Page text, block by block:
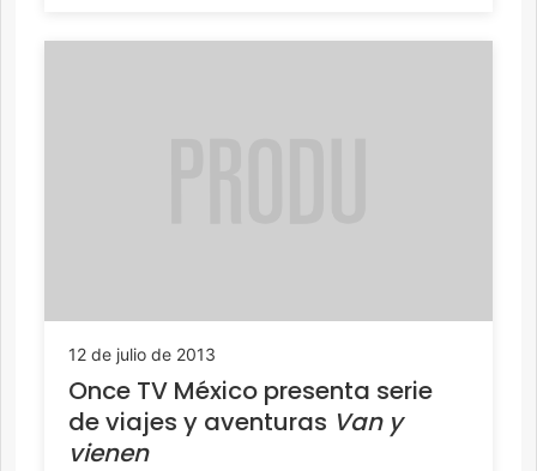
12 de julio de 2013
Once TV México presenta serie
de viajes y aventuras Van y
vienen